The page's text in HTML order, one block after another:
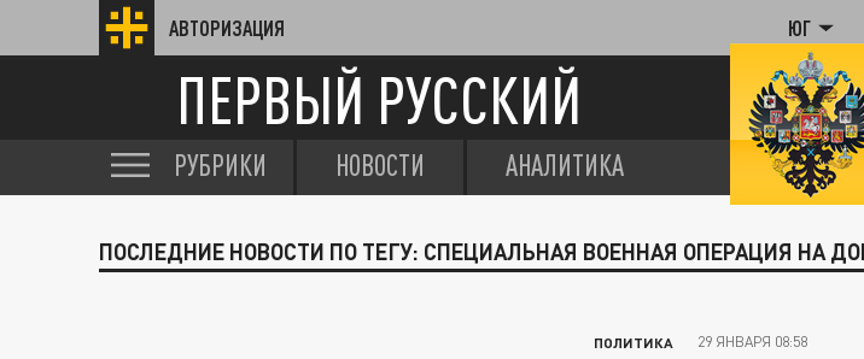
АВТОРИЗАЦИЯ ЮГ
ПЕРВЫЙ РУССКИЙ
РУБРИКИ НОВОСТИ АНАЛИТИКА
ПОСЛЕДНИЕ НОВОСТИ ПО ТЕГУ: СПЕЦИАЛЬНАЯ ВОЕННАЯ ОПЕРАЦИЯ НА
ПОЛИТИКА 29 ЯНВАРЯ 08:58